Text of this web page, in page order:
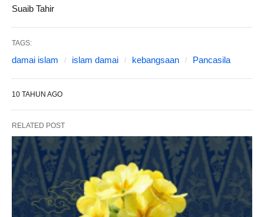
Suaib Tahir
TAGS:
damai islam islam damai kebangsaan Pancasila
10 TAHUN AGO
RELATED POST